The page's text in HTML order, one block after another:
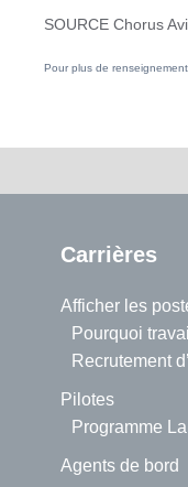
SOURCE Chorus
Pour plus de
Carrières
Afficher les
Pourquoi
Recrutement
Pilotes
Programme
Agents de bord